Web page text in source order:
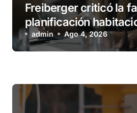
Freiberger criticó la
planificación
Municipio: “Vuoto
vecinos que llevan
admin Ago 4, 2026